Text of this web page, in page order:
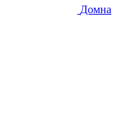
Домна